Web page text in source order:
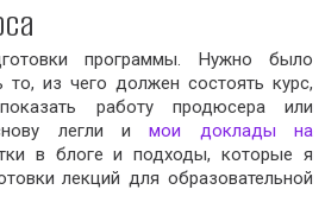
программы. Нужно было
то, из чего должен состоять курс,
работу продюсера или
легли имои доклады на
в блоге и подходы, которые я
лекций для образовательной